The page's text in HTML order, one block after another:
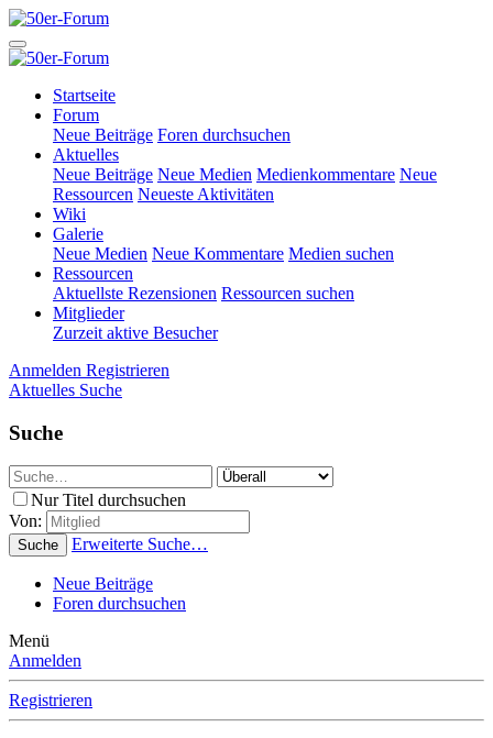
Startseite
Forum
Neue Beiträge Foren durchsuchen
Aktuelles
Neue Beiträge Neue Medien Medienkommentare Neue
Ressourcen Neueste Aktivitäten
Wiki
Galerie
Neue Medien Neue Kommentare Medien suchen
Ressourcen
Aktuellste Rezensionen Ressourcen suchen
Mitglieder
Zurzeit aktive Besucher
Anmelden Registrieren
Aktuelles Suche
Suche
Nur Titel durchsuchen
Von:
Suche Erweiterte Suche…
Neue Beiträge
Foren durchsuchen
Menü
Anmelden
Registrieren